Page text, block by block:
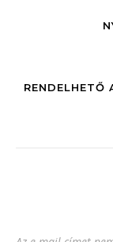
RENDELHETŐ